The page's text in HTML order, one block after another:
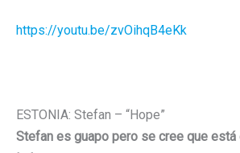
https://youtu.be/zvOihqB4eKk
ESTONIA: Stefan – “Hope”
Stefan es guapo pero se cree que está